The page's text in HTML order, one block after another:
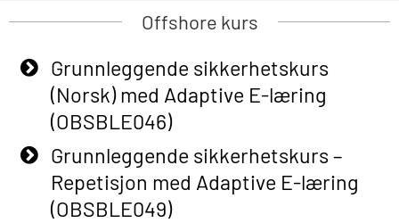
Offshore kurs
Grunnleggende sikkerhetskurs
(Norsk) med Adaptive E-læring
(OBSBLE046)
Grunnleggende sikkerhetskurs –
Repetisjon med Adaptive E-læring
(OBSBLE049)